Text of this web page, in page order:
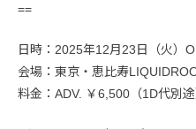
==
日時：2025年12月23日（火）
会場：東京・恵比寿
料金：ADV. ￥6,500（1D代別途